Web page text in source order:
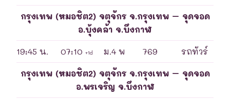
กรุงเทพ (หมอชิต2) จตุจักร จ.กรุงเทพ – จุดจอด
อ.บุ้งคล้า จ.บึงกาฬ
19:45 น. 07:10 +1d ม.4 พ 769 รถทัวร์
กรุงเทพ (หมอชิต2) จตุจักร จ.กรุงเทพ – จุดจอด
อ.พรเจริญ จ.บึงกาฬ